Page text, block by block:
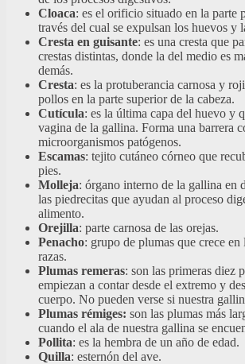
Cloaca: es el orificio situado en la parte
través del cual se expulsan los huevos y
Cresta en guisante: es una cresta que
crestas distintas, donde la del medio es
demás.
Cresta: es la protuberancia carnosa y
pollos en la parte superior de la cabeza.
Cutícula: es la última capa del huevo y
vagina de la gallina. Forma una barrera
microorganismos patógenos.
Escamas: tejito cutáneo córneo que
pies.
Molleja: órgano interno de la gallina en
las piedrecitas que ayudan al proceso
alimento.
Orejilla: parte carnosa de las orejas.
Penacho: grupo de plumas que crece en
razas.
Plumas remeras: son las primeras diez
empiezan a contar desde el extremo y
cuerpo. No pueden verse si nuestra
Plumas rémiges: son las plumas más
cuando el ala de nuestra gallina se
Pollita: es la hembra de un año de edad.
Quilla: esternón del ave.